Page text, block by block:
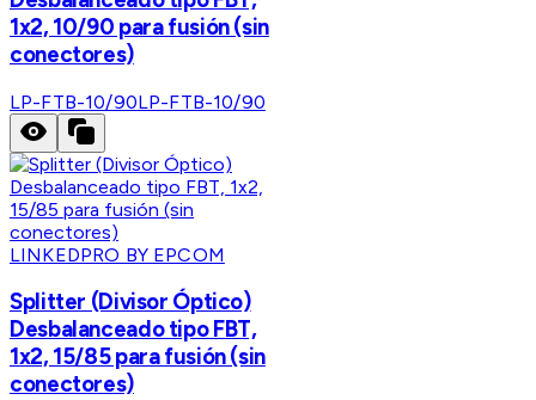
1x2, 10/90 para fusión (sin
conectores)
LP-FTB-10/90LP-FTB-10/90
LINKEDPRO BY EPCOM
Splitter (Divisor Óptico)
Desbalanceado tipo FBT,
1x2, 15/85 para fusión (sin
conectores)